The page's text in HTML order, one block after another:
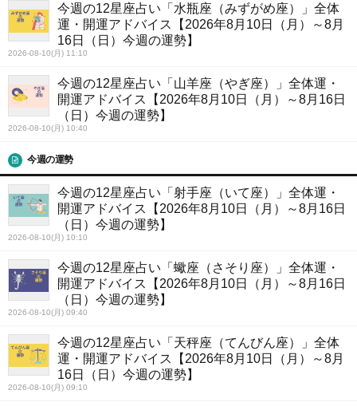
今週の12星座占い「水瓶座（みずがめ座）」全体
運・開運アドバイス【2026年8月10日（月）～8月
16日（日）今週の運勢】
2026-08-10(月) 11:10
今週の12星座占い「山羊座（やぎ座）」全体運・
開運アドバイス【2026年8月10日（月）～8月16日
（日）今週の運勢】
2026-08-10(月) 10:40
今週の運勢
今週の12星座占い「射手座（いて座）」全体運・
開運アドバイス【2026年8月10日（月）～8月16日
（日）今週の運勢】
2026-08-10(月) 10:10
今週の12星座占い「蠍座（さそり座）」全体運・
開運アドバイス【2026年8月10日（月）～8月16日
（日）今週の運勢】
2026-08-10(月) 09:40
今週の12星座占い「天秤座（てんびん座）」全体
運・開運アドバイス【2026年8月10日（月）～8月
16日（日）今週の運勢】
2026-08-10(月) 09:10